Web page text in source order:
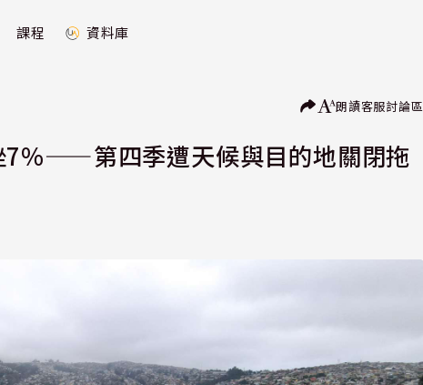
課程 資料庫
朗讀客服討論區
7%——第四季遭天候與目的地關閉拖